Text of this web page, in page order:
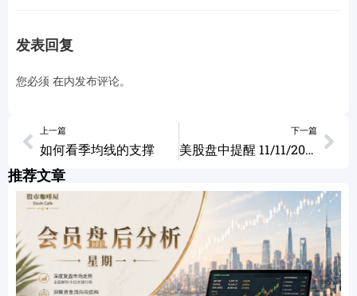
发表回复
您必须 在内发布评论。
上一篇
如何看季均线的支撑
下一篇
美股盘中提醒 11/11/2022
推荐文章